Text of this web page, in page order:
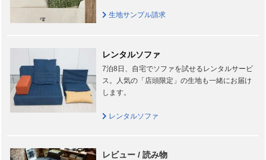
生地サンプル請求
レンタルソファ
7泊8日、自宅でソファを試せるレンタルサービ
ス。人気の「店頭限定」の生地も一緒にお届け
します。
レンタルソファ
レビュー / 読み物